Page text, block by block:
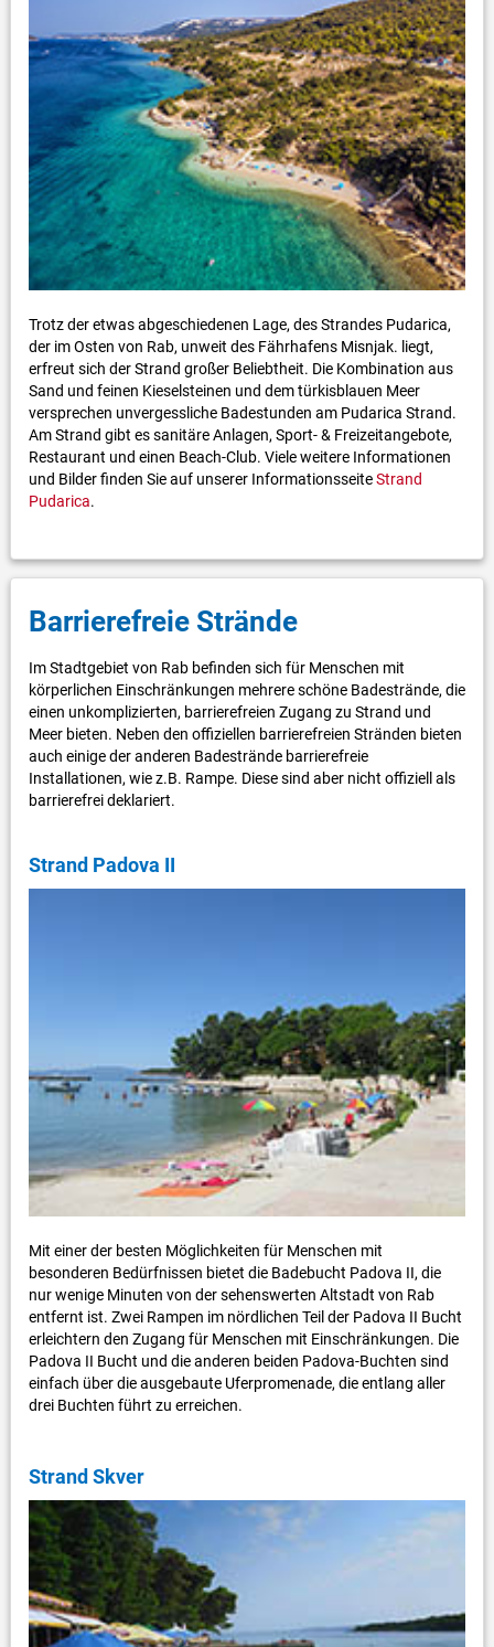
Trotz der etwas abgeschiedenen Lage, des Strandes Pudarica,
der im Osten von Rab, unweit des Fährhafens Misnjak. liegt,
erfreut sich der Strand großer Beliebtheit. Die Kombination aus
Sand und feinen Kieselsteinen und dem türkisblauen Meer
versprechen unvergessliche Badestunden am Pudarica Strand.
Am Strand gibt es sanitäre Anlagen, Sport- & Freizeitangebote,
Restaurant und einen Beach-Club. Viele weitere Informationen
und Bilder finden Sie auf unserer InformationsseiteStrand
Pudarica.
Barrierefreie Strände
Im Stadtgebiet von Rab befinden sich für Menschen mit
körperlichen Einschränkungen mehrere schöne Badestrände, die
einen unkomplizierten, barrierefreien Zugang zu Strand und
Meer bieten. Neben den offiziellen barrierefreien Stränden bieten
auch einige der anderen Badestrände barrierefreie
Installationen, wie z.B. Rampe. Diese sind aber nicht offiziell als
barrierefrei deklariert.
Strand Padova II
Mit einer der besten Möglichkeiten für Menschen mit
besonderen Bedürfnissen bietet die Badebucht Padova II, die
nur wenige Minuten von der sehenswerten Altstadt von Rab
entfernt ist. Zwei Rampen im nördlichen Teil der Padova II Bucht
erleichtern den Zugang für Menschen mit Einschränkungen. Die
Padova II Bucht und die anderen beiden Padova-Buchten sind
einfach über die ausgebaute Uferpromenade, die entlang aller
drei Buchten führt zu erreichen.
Strand Skver